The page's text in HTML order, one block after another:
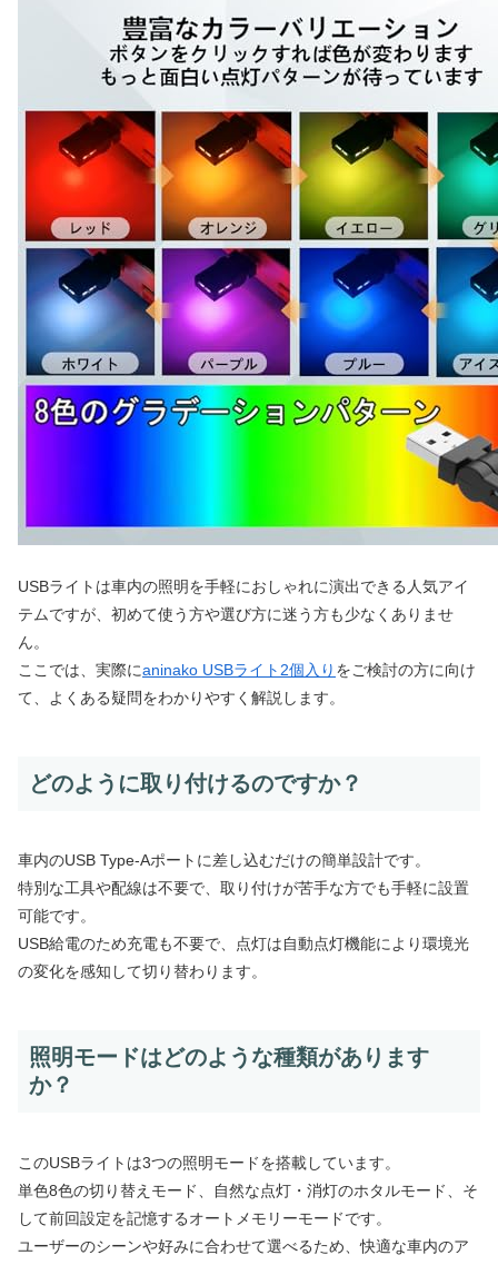
USBライトは車内の照明を手軽におしゃれに演出できる人気アイ
テムですが、初めて使う方や選び方に迷う方も少なくありませ
ん。
ここでは、実際にaninako USBライト2個入り をご検討の方に向け
て、よくある疑問をわかりやすく解説します。
どのように取り付けるのですか？
車内のUSB Type-Aポートに差し込むだけの簡単設計です。
特別な工具や配線は不要で、取り付けが苦手な方でも手軽に設置
可能です。
USB給電のため充電も不要で、点灯は自動点灯機能により環境光
の変化を感知して切り替わります。
照明モードはどのような種類があります
か？
このUSBライトは3つの照明モードを搭載しています。
単色8色の切り替えモード、自然な点灯・消灯のホタルモード、そ
して前回設定を記憶するオートメモリーモードです。
ユーザーのシーンや好みに合わせて選べるため、快適な車内のア